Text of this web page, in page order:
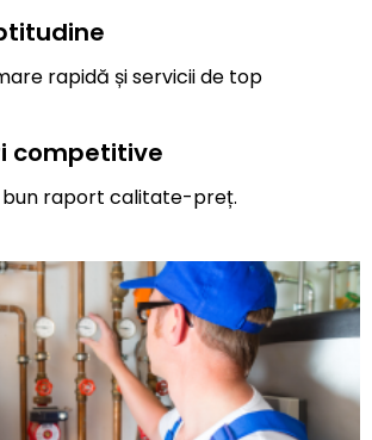
rapidă și servicii de top
competitive
bun raport calitate-preț.